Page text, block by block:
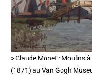
> Claude Monet : Moulins
(1871) au Van Gogh